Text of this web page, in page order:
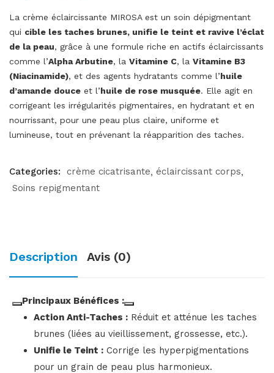
La crème éclaircissante MIROSA est un soin dépigmentant
qui cible les taches brunes, unifie le teint et ravive l’éclat
de la peau, grâce à une formule riche en actifs éclaircissants
comme l’Alpha Arbutine, la Vitamine C, la Vitamine B3
(Niacinamide), et des agents hydratants comme l’huile
d’amande douce et l’huile de rose musquée. Elle agit en
corrigeant les irrégularités pigmentaires, en hydratant et en
nourrissant, pour une peau plus claire, uniforme et
lumineuse, tout en prévenant la réapparition des taches.
Categories: crème cicatrisante éclaircissant corps
Soins repigmentant
Description Avis (0)
Principaux Bénéfices :
Action Anti-Taches : Réduit et atténue les taches
brunes (liées au vieillissement, grossesse, etc.).
Unifie le Teint : Corrige les hyperpigmentations
pour un grain de peau plus harmonieux.